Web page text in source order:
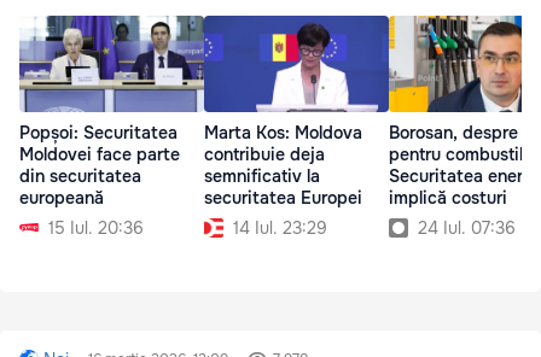
Popșoi: Securitatea
Moldovei face parte
din securitatea
europeană
15 Iul. 20:36
Marta Kos: Moldova
contribuie deja
semnificativ la
securitatea Europei
14 Iul. 23:29
Borosan, despre
pentru
Securitatea
implică costuri
24 Iul. 07:36